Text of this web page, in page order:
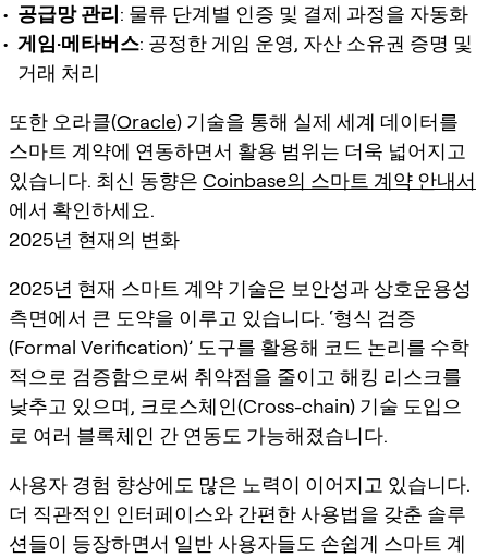
공급망 관리 : 물류 단계별 인증 및 결제 과정을 자동화
게임·메타버스: 공정한 게임 운영, 자산 소유권 증명 및
거래 처리
또한 오라클(Oracle) 기술을 통해 실제 세계 데이터를
스마트 계약에 연동하면서 활용 범위는 더욱 넓어지고
있습니다. 최신 동향은 Coinbase의 스마트 계약 안내서
에서 확인하세요.
2025년 현재의 변화
2025년 현재 스마트 계약 기술은 보안성과 상호운용성
측면에서 큰 도약을 이루고 있습니다. ‘형식 검증
(Formal Verification)’ 도구를 활용해 코드 논리를 수학
적으로 검증함으로써 취약점을 줄이고 해킹 리스크를
낮추고 있으며, 크로스체인(Cross-chain) 기술 도입으
로 여러 블록체인 간 연동도 가능해졌습니다.
사용자 경험 향상에도 많은 노력이 이어지고 있습니다.
더 직관적인 인터페이스와 간편한 사용법을 갖춘 솔루
션들이 등장하면서 일반 사용자들도 손쉽게 스마트 계